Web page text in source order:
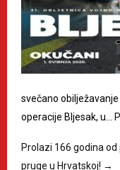
svečano
operacije Bljesak, u…
Prolazi 166 godina
pruge u Hrvatskoj! →